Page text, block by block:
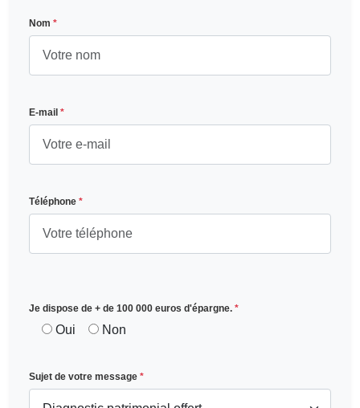
Nom *
E-mail *
Téléphone *
Je dispose de + de 100 000 euros d'épargne. *
Oui Non
Sujet de votre message *